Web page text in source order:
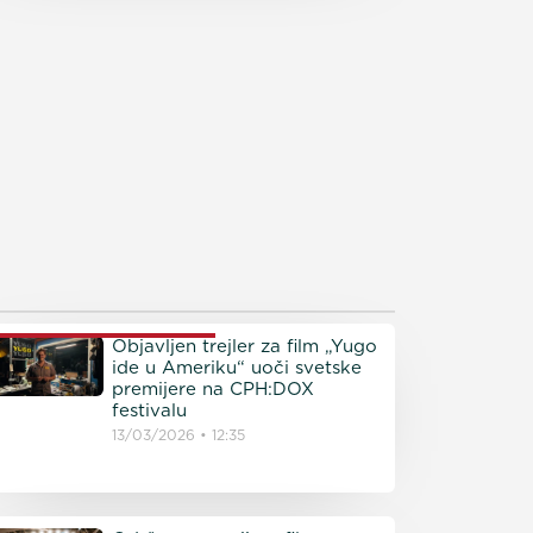
JOŠ
Objavljen trejler za film „Yugo
ide u Ameriku“ uoči svetske
premijere na CPH:DOX
festivalu
13/03/2026 12:35